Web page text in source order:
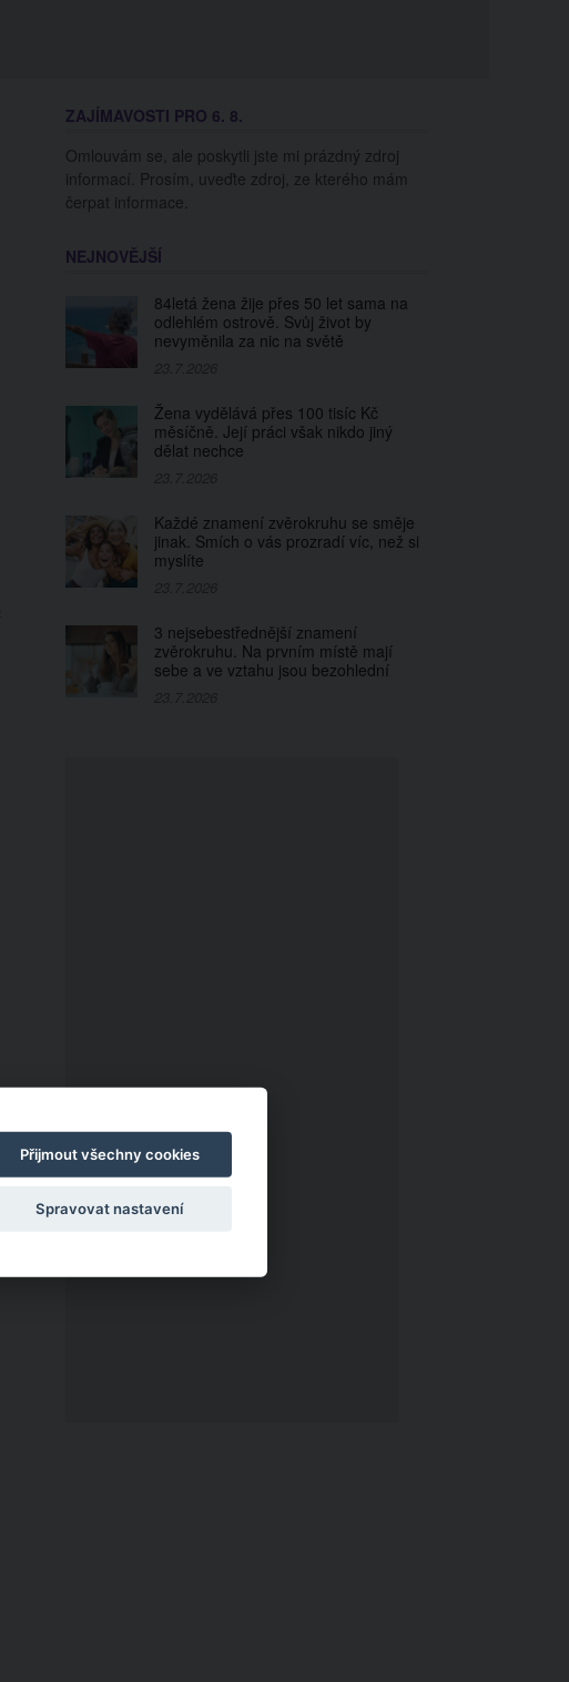
ZAJÍMAVOSTI PRO 6. 8.
Omlouvám se, ale poskytli jste mi prázdný zdroj
informací. Prosím, uveďte zdroj, ze kterého mám
čerpat informace.
NEJNOVĚJŠÍ
84letá žena žije přes 50 let sama na
odlehlém ostrově. Svůj život by
nevyměnila za nic na světě
Žena vydělává přes 100 tisíc Kč
měsíčně. Její práci však nikdo jiný
dělat nechce
Každé znamení zvěrokruhu se směje
jinak. Smích o vás prozradí víc, než si
myslíte
3 nejsebestřednější znamení
zvěrokruhu. Na prvním místě mají
sebe a ve vztahu jsou bezohlední
Přijmout všechny cookies
Spravovat nastavení